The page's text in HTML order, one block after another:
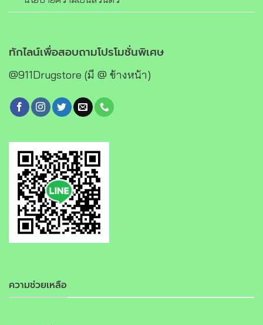
ความช่วยเหลือ
ทักไลน์เพื่อสอบถามโปรโมชั่นพิเศษ
@911Drugstore (มี @ ข้างหน้า)